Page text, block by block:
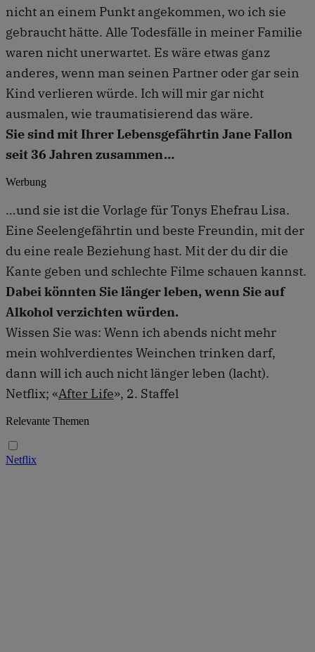
nicht an einem Punkt angekommen, wo ich sie
gebraucht hätte. Alle Todesfälle in meiner Familie
waren nicht unerwartet. Es wäre etwas ganz
anderes, wenn man seinen Partner oder gar sein
Kind verlieren würde. Ich will mir gar nicht
ausmalen, wie traumatisierend das wäre.
Sie sind mit Ihrer Lebensgefährtin Jane Fallon
seit 36 Jahren zusammen …
Werbung
… und sie ist die Vorlage für Tonys Ehefrau Lisa.
Eine Seelengefährtin und beste Freundin, mit der
du eine reale Beziehung hast. Mit der du dir die
Kante geben und schlechte Filme schauen kannst.
Dabei könnten Sie länger leben, wenn Sie auf
Alkohol verzichten würden.
Wissen Sie was: Wenn ich abends nicht mehr
mein wohlverdientes Weinchen trinken darf,
dann will ich auch nicht länger leben (lacht).
Netflix; «After Life», 2. Staffel
Relevante Themen
Netflix